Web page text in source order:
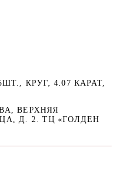
КРУГ, 4.07 КАРАТ,
ВЕРХНЯЯ
Д. 2. ТЦ «ГОЛДЕН